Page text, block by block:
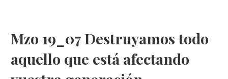
Mzo 19_07 Destruyamos todo
aquello que está afectando